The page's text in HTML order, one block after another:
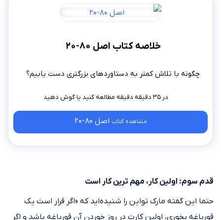
خلاصه کتاب اصل ۸۰-۲۰
چگونه با تلاش کمتر به دستاورد‌های بزرگتری دست‌ یابیم؟
در ۳۵ دقیقه دقیقه مطالعه کنید
مشاهده کتاب اصل ۸۰-۲۰
قدم سوم: اولین کار، مهم ترین کار است
حتما این گفته مارک تواین را شنیده‌اید که «اگر قرار است یک
قورباغه بخوری، اولین کارت در روز خوردن آن قورباغه باشد و اگر